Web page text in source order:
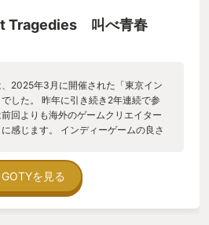
Tragedies 叫べ青春
2025年3月に開催された「東京イン
した。 昨年に引き続き2年連続で参
回よりも海外のゲームクリエイター
感じます。 インディーゲームの良さ
と、一枚のゲーム紹介ポスターが目に
Games Not Tragedies』 直訳すると
ムを書く」という意味のタイトル。
GOTYを見る